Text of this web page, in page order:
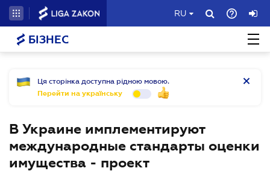
RU
БІЗНЕС
Ця сторінка доступна рідною мовою.
Перейти на українську
В Украине имплементируют
международные стандарты оценки
имущества - проект